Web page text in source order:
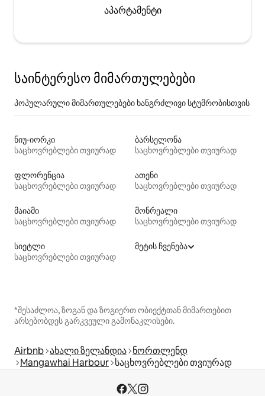
აპარტამენტი
საინტერესო მიმართულებები
პოპულარული მიმართულებები ხანგრძლივი სტუმრობისთვის
ნიუ-იორკი
საცხოვრებლები თვიურად
ბარსელონა
საცხოვრებლები თვიურად
ფლორენცია
საცხოვრებლები თვიურად
ათენი
საცხოვრებლები თვიურად
მაიამი
საცხოვრებლები თვიურად
მონრეალი
საცხოვრებლები თვიურად
სიეტლი
საცხოვრებლები თვიურად
მეტის ჩვენება
*შესაძლოა, ზოგან და ზოგიერთ ობიექტთან მიმართებით
არსებობდეს გარკვეული გამონაკლისები.
Airbnb ახალი ზელანდია ნორთლენდ
Mangawhai Harbour საცხოვრებლები თვიურად